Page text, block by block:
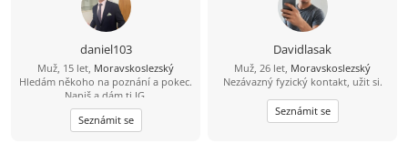
pečení (hlavně sladkého) Pokud jsi
člověk s kterým se dá sednout
normálně se sním bavit smát a
budovat vztah budu rád za tvou
odpověď.
daniel103
Muž, 15 let, Moravskoslezský
Hledám někoho na poznání a pokec.
Napiš a dám ti IG.
Seznámit se
Davidlasak
Muž, 26 let, Moravskoslezský
Nezávazný fyzický kontakt, užit si.
Seznámit se